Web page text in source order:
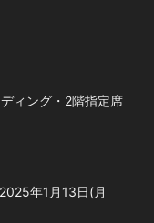
ィング・2階指定席
年1月13日(月